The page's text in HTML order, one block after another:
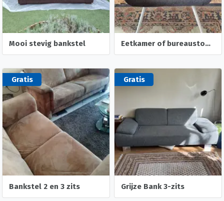
Mooi stevig bankstel Eetkamer of bureaustoel Patrick Ikea
Gratis
Bankstel 2 en 3 zits
Gratis
Grijze Bank 3-zits